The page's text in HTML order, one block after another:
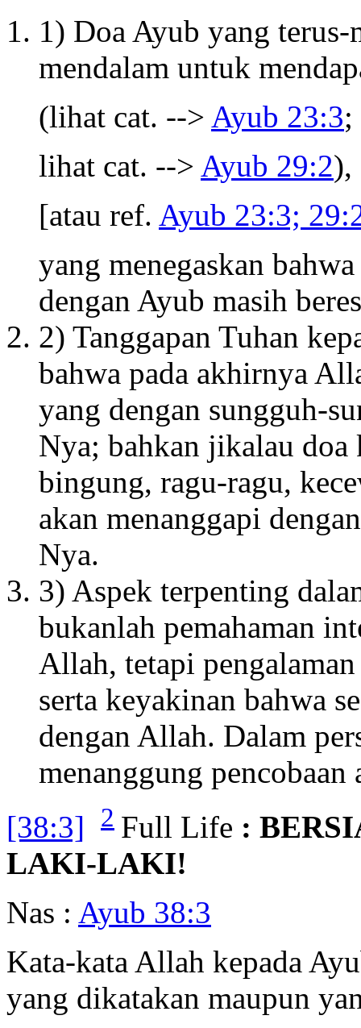
1) Doa Ayub yang
mendalam untuk
(lihat cat. --> Ayub 23:3;
lihat cat. --> Ayub 29:2),
[atau ref. Ayub 23:3;
yang menegaskan
dengan Ayub masih
2) Tanggapan Tuhan
bahwa pada akhirnya
yang dengan sungguh-
Nya; bahkan jikalau
bingung, ragu-ragu,
akan menanggapi
Nya.
3) Aspek terpenting
bukanlah pemahaman
Allah, tetapi
serta keyakinan bahwa
dengan Allah. Dalam
menanggung
[38:3]
2 Full Life :
LAKI-LAKI!
Nas : Ayub 38:3
Kata-kata Allah kepada
yang dikatakan maupun